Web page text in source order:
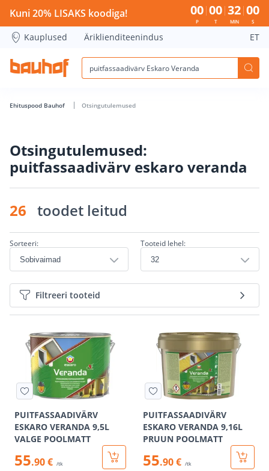
puitfassaadivärv Eskaro Veranda - Bauhof has loaded
Kuni 20% LISAKS koodiga! 00
P
00
T
32
MIN
00
S
Kauplused Äriklienditeenindus ET
Ehituspood Bauhof Otsingutulemused
Otsingutulemused:
puitfassaadivärv eskaro veranda
26 toodet leitud
Sorteeri: Tooteid lehel:
Filtreeri tooteid
PUITFASSAADIVÄRV
ESKARO VERANDA 9,5L
VALGE POOLMATT
55.90 € /tk
PUITFASSAADIVÄRV
ESKARO VERANDA 9,16L
PRUUN POOLMATT
55.90 € /tk